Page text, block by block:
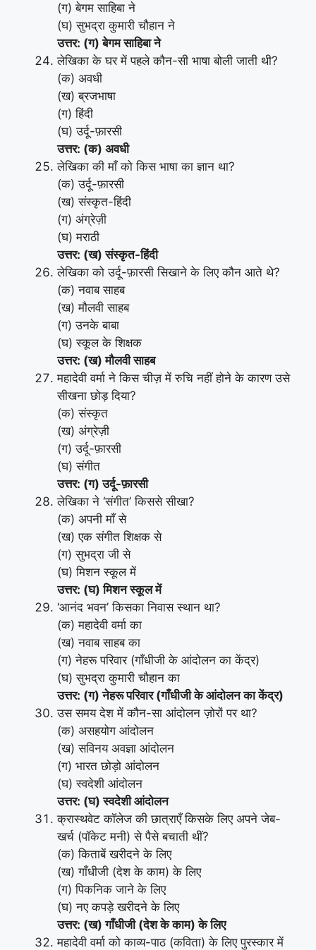
(ग) बेगम साहिबा ने
(घ) सुभद्रा कुमारी चौहान ने
उत्तर: (ग) बेगम साहिबा ने
लेखिका के घर में पहले कौन-सी भाषा बोली जाती थी?
(क) अवधी
(ख) ब्रजभाषा
(ग) हिंदी
(घ) उर्दू-फ़ारसी
उत्तर: (क) अवधी
लेखिका की माँ को किस भाषा का ज्ञान था?
(क) उर्दू-फ़ारसी
(ख) संस्कृत-हिंदी
(ग) अंग्रेज़ी
(घ) मराठी
उत्तर: (ख) संस्कृत-हिंदी
लेखिका को उर्दू-फ़ारसी सिखाने के लिए कौन आते थे?
(क) नवाब साहब
(ख) मौलवी साहब
(ग) उनके बाबा
(घ) स्कूल के शिक्षक
उत्तर: (ख) मौलवी साहब
महादेवी वर्मा ने किस चीज़ में रुचि नहीं होने के कारण उसे
सीखना छोड़ दिया?
(क) संस्कृत
(ख) अंग्रेज़ी
(ग) उर्दू-फ़ारसी
(घ) संगीत
उत्तर: (ग) उर्दू-फ़ारसी
लेखिका ने ‘संगीत’ किससे सीखा?
(क) अपनी माँ से
(ख) एक संगीत शिक्षक से
(ग) सुभद्रा जी से
(घ) मिशन स्कूल में
उत्तर: (घ) मिशन स्कूल में
‘आनंद भवन’ किसका निवास स्थान था?
(क) महादेवी वर्मा का
(ख) नवाब साहब का
(ग) नेहरू परिवार (गाँधीजी के आंदोलन का केंद्र)
(घ) सुभद्रा कुमारी चौहान का
उत्तर: (ग) नेहरू परिवार (गाँधीजी के आंदोलन का केंद्र)
उस समय देश में कौन-सा आंदोलन ज़ोरों पर था?
(क) असहयोग आंदोलन
(ख) सविनय अवज्ञा आंदोलन
(ग) भारत छोड़ो आंदोलन
(घ) स्वदेशी आंदोलन
उत्तर: (घ) स्वदेशी आंदोलन
क्रास्थवेट कॉलेज की छात्राएँ किसके लिए अपने जेब-
खर्च (पॉकेट मनी) से पैसे बचाती थीं?
(क) किताबें खरीदने के लिए
(ख) गाँधीजी (देश के काम) के लिए
(ग) पिकनिक जाने के लिए
(घ) नए कपड़े खरीदने के लिए
उत्तर: (ख) गाँधीजी (देश के काम) के लिए
महादेवी वर्मा को काव्य-पाठ (कविता) के लिए पुरस्कार में